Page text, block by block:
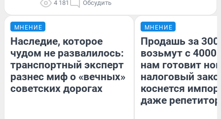
4 181 Обсудить
МНЕНИЕ
Наследие, которое
чудом не развалилось:
транспортный эксперт
разнес миф о «вечных»
советских дорогах
МНЕНИЕ
Продашь за
возьмут с
нам готовит
налоговый
коснется
даже